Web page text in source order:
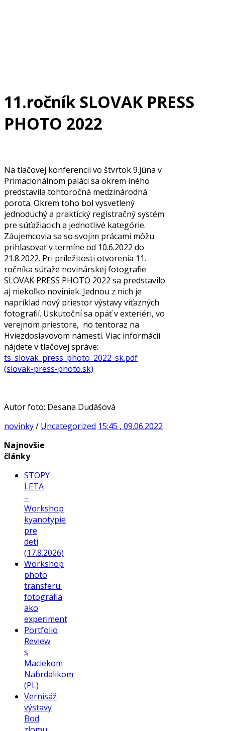
11.ročník SLOVAK PRESS
PHOTO 2022
Na tlačovej konferencii vo štvrtok 9.júna v
Primacionálnom paláci sa okrem iného
predstavila tohtoročná medzinárodná
porota. Okrem toho bol vysvetlený
jednoduchý a praktický registračný systém
pre súťažiacich a jednotlivé kategórie.
Záujemcovia sa so svojim prácami môžu
prihlasovať v termíne od 10.6.2022 do
21.8.2022. Pri príležitosti otvorenia 11.
ročníka súťaže novinárskej fotografie
SLOVAK PRESS PHOTO 2022 sa predstavilo
aj niekoľko noviniek. Jednou z nich je
napríklad nový priestor výstavy víťazných
fotografií. Uskutoční sa opäť v exteriéri, vo
verejnom priestore, no tentoraz na
Hviezdoslavovom námestí. Viac informácií
nájdete v tlačovej správe:
ts_slovak_press_photo_2022_sk.pdf
(slovak-press-photo.sk)
Autor foto: Desana Dudášová
novinky/ Uncategorized 15:45 , 09.06.2022
Najnovšie
články
STOPY
LETA
–
Workshop
kyanotypie
pre
deti
(17.8.2026)
Workshop
photo
transferu:
fotografia
ako
experiment
Portfolio
Review
s
Maciekom
Nabrdalikom
(PL)
Vernisáž
výstavy
Bod